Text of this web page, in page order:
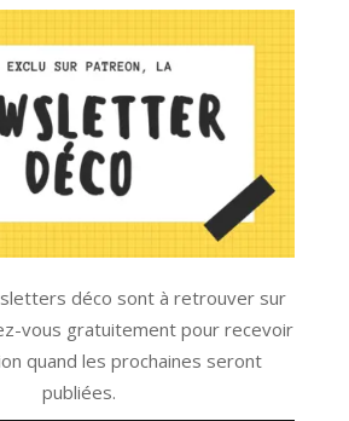
déco sont à retrouver sur
vous gratuitement pour recevoir
quand les prochaines seront
publiées.